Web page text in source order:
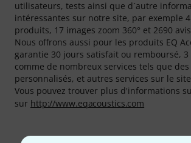
utilisateurs, tests ainsi que d´autre
intéressantes sur notre site, par exemple
produits, 17 images zoom 360° et 2690
Nous offrons aussi pour les produits EQ
garantie 30 jours satisfait ou remboursé,
comme de nombreux services tels que des
personnalisés, et autres services sur le
Vous pouvez trouver plus d'informations
sur http://www.eqacoustics.com